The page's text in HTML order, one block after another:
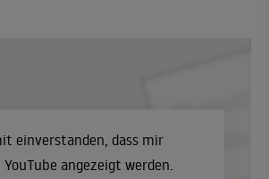
einverstanden, dass mir
angezeigt werden.